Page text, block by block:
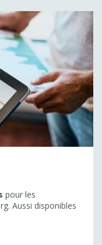
pour les
Aussi disponibles